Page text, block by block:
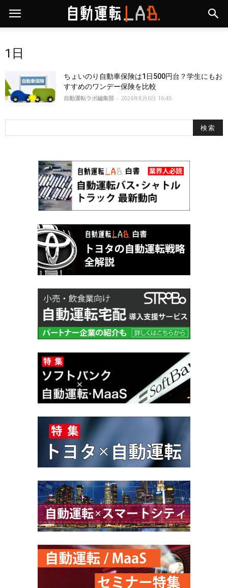
1日
ちょいのり自動車保険は1日500円台？学生にもお
すすめのワンデー保険を比較
自動運転ラボ編集部 - 2026年8月6日 16:45